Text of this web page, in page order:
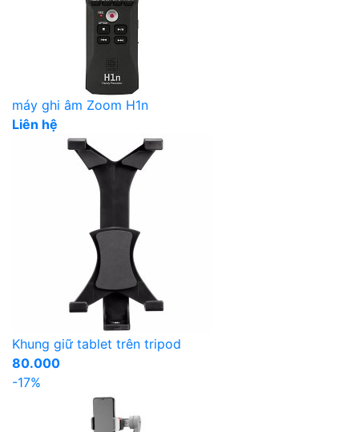
máy ghi âm Zoom H1n
Liên hệ
Khung giữ tablet trên tripod
80.000
-17%